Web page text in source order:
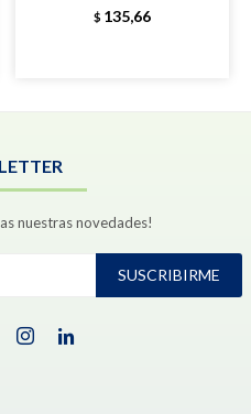
$ 135,66
nuestras novedades!
SUSCRIBIRME
 